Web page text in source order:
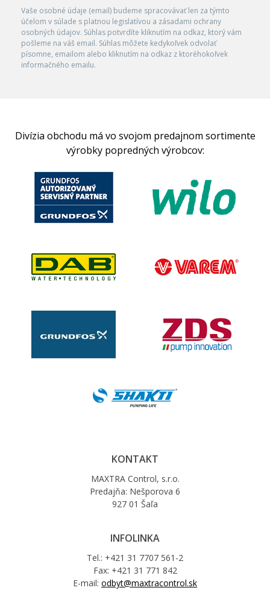
Vaše osobné údaje (email) budeme spracovávať len za týmto
účelom v súlade s platnou legislatívou a zásadami ochrany
osobných údajov. Súhlas potvrdíte kliknutím na odkaz, ktorý vám
pošleme na váš email. Súhlas môžete kedykoľvek odvolať
písomne, emailom alebo kliknutím na odkaz z ktoréhokoľvek
informačného emailu.
Divízia obchodu má vo svojom predajnom sortimente
výrobky popredných výrobcov:
KONTAKT
MAXTRA Control, s.r.o.
Predajňa: Nešporova 6
927 01 Šaľa
INFOLINKA
Tel.: +421 31 7707 561-2
Fax: +421 31 771 842
E-mail: odbyt@maxtracontrol.sk